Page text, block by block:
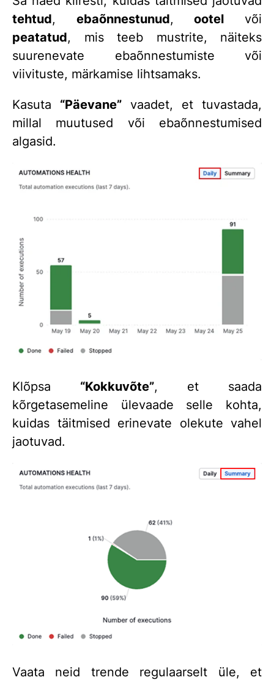
tehtud, ebaõnnestunud,ootel või
peatatud, mis teeb mustrite, näiteks
suurenevate ebaõnnestumiste või
viivituste, märkamise lihtsamaks.
Kasuta “Päevane” vaadet, et tuvastada,
millal muutused või ebaõnnestumised
algasid.
Klõpsa “Kokkuvõte”, et saada
kõrgetasemeline ülevaade selle kohta,
kuidas täitmised erinevate olekute vahel
jaotuvad.
Vaata neid trende regulaarselt üle, et